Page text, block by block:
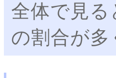
全体で見
の割合が